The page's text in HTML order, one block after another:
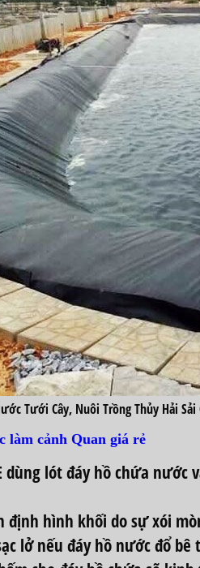
Tưới Cây, Nuôi Trồng Thủy Hải Sải
làm cảnh Quan giá rẻ
dùng lót đáy hồ chứa
định hình khối do sự xói
lở nếu đáy hồ nước đổ